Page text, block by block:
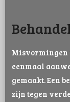
Misvormingen
eenmaal
gemaakt. Een
zijn tegen